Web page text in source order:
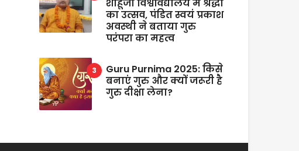
शाहूजी विश्वविद्यालय में श्रद्धा
का उत्सव, पंडित स्वयं प्रकाश
अवस्थी ने बताया गुरु
परंपरा का महत्व
Guru Purnima 2025: किसे
बनाएं गुरु और क्यों जरूरी है
गुरु दीक्षा लेना?